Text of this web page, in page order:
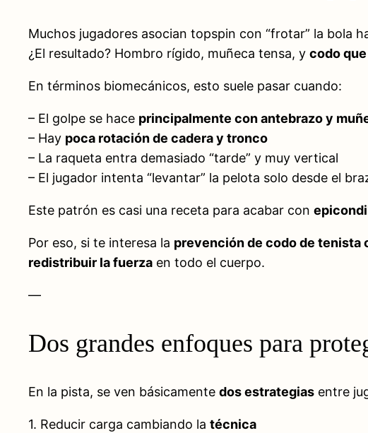
Muchos jugadores asocian topspin con “frotar” la bola
¿El resultado? Hombro rígido, muñeca tensa, y codo
En términos biomecánicos, esto suele pasar cuando:
– El golpe se hace principalmente con antebrazo y
– Hay poca rotación de cadera y tronco
– La raqueta entra demasiado “tarde” y muy vertical
– El jugador intenta “levantar” la pelota solo desde el
Este patrón es casi una receta para acabar con
Por eso, si te interesa la prevención de codo de tenista
redistribuir la fuerza en todo el cuerpo.
—
Dos grandes enfoques para
En la pista, se ven básicamente dos estrategias entre
1. Reducir carga cambiando la técnica